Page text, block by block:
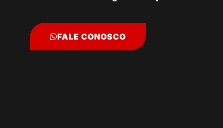
FALE CONOSCO